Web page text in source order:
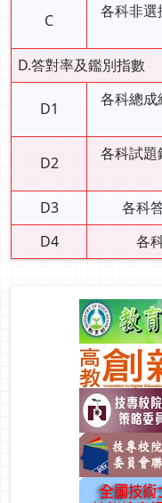
C
各科非選
D.答對率及鑑別指數
D1
各科總成
D2
各科試題
D3 各科
D4
各